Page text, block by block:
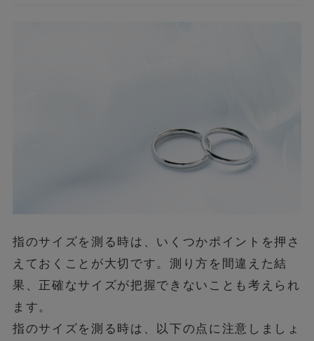
指のサイズを測る時は、いくつかポイントを押さ
えておくことが大切です。測り方を間違えた結
果、正確なサイズが把握できないことも考えられ
ます。
指のサイズを測る時は、以下の点に注意しましょ